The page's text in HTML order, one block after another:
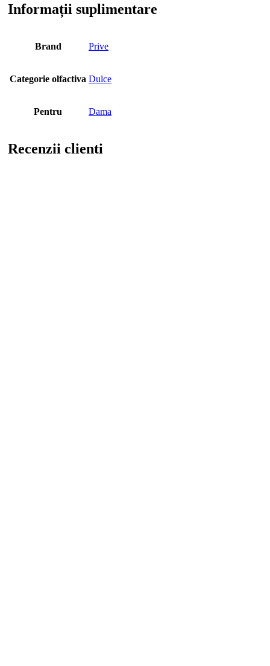
Informații suplimentare
Brand Prive
Categorie olfactiva Dulce
Pentru Dama
Recenzii clienti